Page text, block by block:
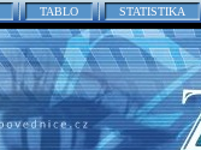
TABLO STATISTIKA